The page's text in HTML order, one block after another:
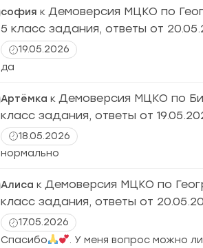
софия к Демоверсия МЦКО по
5 класс задания, ответы от
19.05.2026
да
Артёмка к Демоверсия МЦКО по
класс задания, ответы от
18.05.2026
нормально
Алиса к Демоверсия МЦКО по
класс задания, ответы от
17.05.2026
Спасибо
. У меня вопрос можно ли